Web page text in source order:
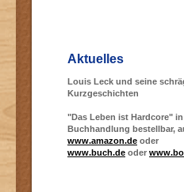
Aktuelles
Louis Leck und seine
Kurzgeschichten
"Das Leben ist Hardcore"
Buchhandlung bestellbar,
www.amazon.de oder
www.buch.de oder